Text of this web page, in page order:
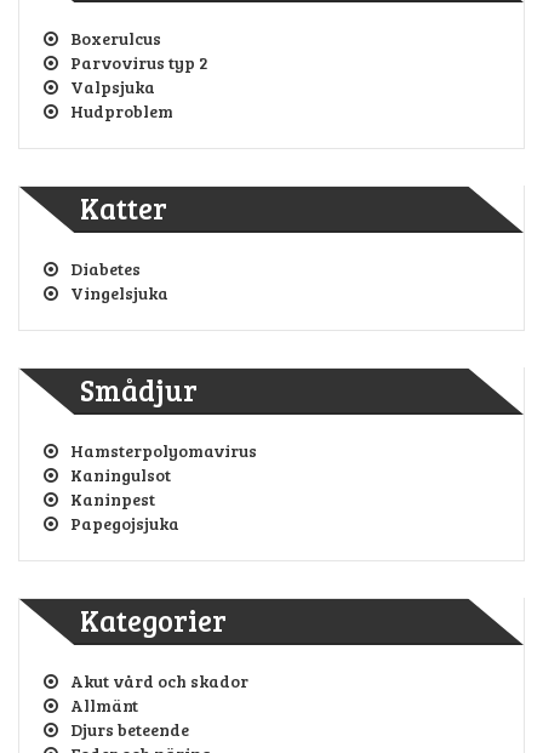
Boxerulcus
Parvovirus typ 2
Valpsjuka
Hudproblem
Katter
Diabetes
Vingelsjuka
Smådjur
Hamsterpolyomavirus
Kaningulsot
Kaninpest
Papegojsjuka
Kategorier
Akut vård och skador
Allmänt
Djurs beteende